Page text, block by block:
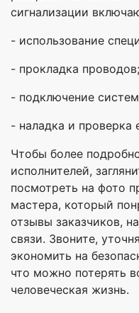
сигнализации
- использование
- прокладка проводов;
- подключение
- наладка и проверка
Чтобы более
исполнителей,
посмотреть на фото
мастера, который
отзывы заказчиков,
связи. Звоните,
экономить на
что можно потерять
человеческая жизнь.